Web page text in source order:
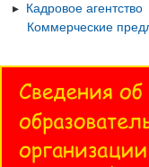
Кадровое агентство
Коммерческие